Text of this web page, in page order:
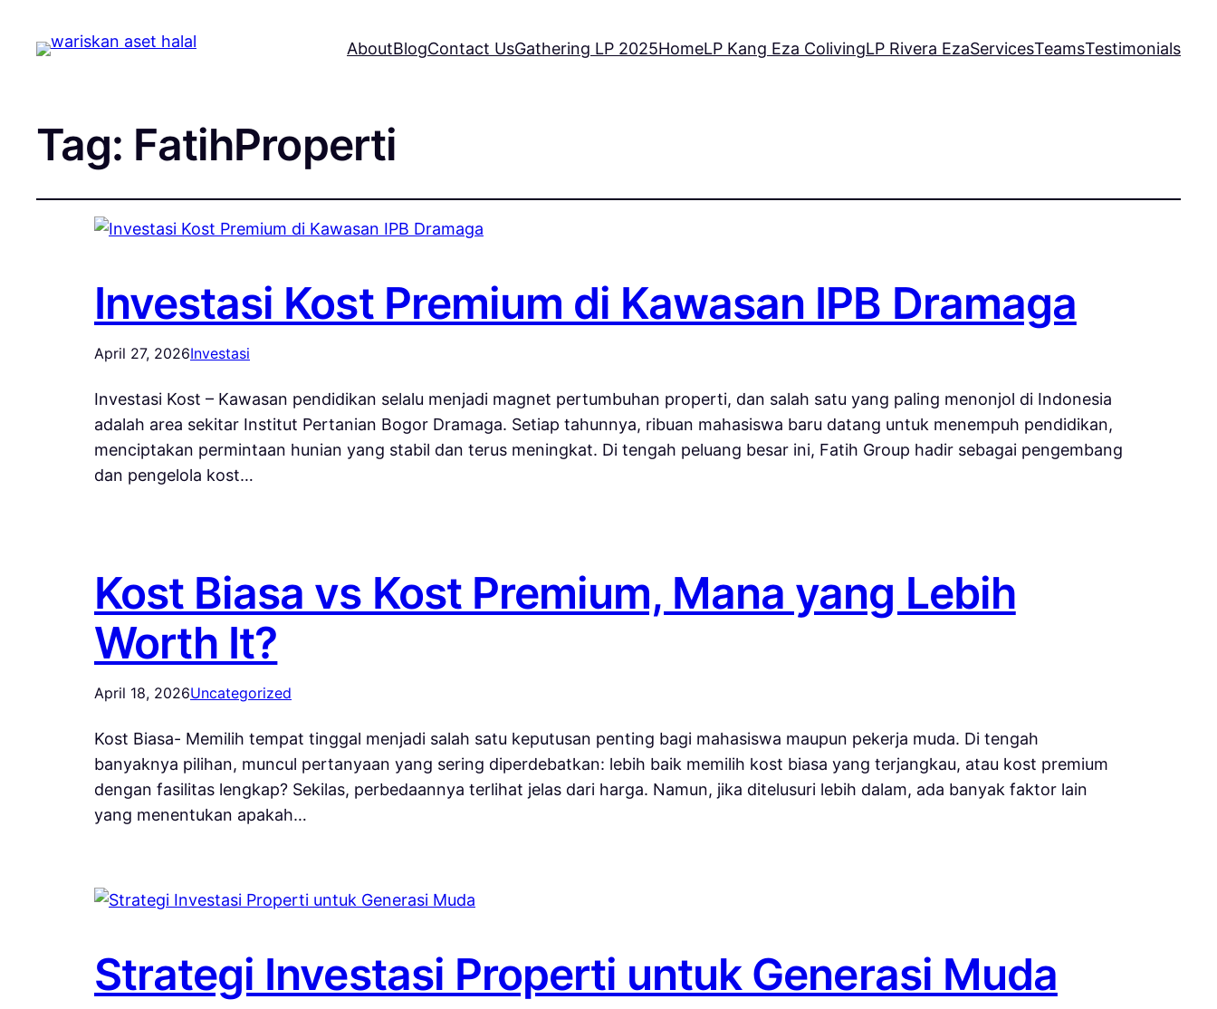
AboutBlogContact UsGathering LP 2025HomeLP Kang Eza ColivingLP Rivera EzaServicesTeamsTestimonials
Tag: FatihProperti
Investasi Kost Premium di Kawasan IPB Dramaga
April 27, 2026Investasi
Investasi Kost – Kawasan pendidikan selalu menjadi magnet pertumbuhan properti, dan salah satu yang paling menonjol di Indonesia
adalah area sekitar Institut Pertanian Bogor Dramaga. Setiap tahunnya, ribuan mahasiswa baru datang untuk menempuh pendidikan,
menciptakan permintaan hunian yang stabil dan terus meningkat. Di tengah peluang besar ini, Fatih Group hadir sebagai pengembang
dan pengelola kost…
Kost Biasa vs Kost Premium, Mana yang Lebih
Worth It?
April 18, 2026Uncategorized
Kost Biasa- Memilih tempat tinggal menjadi salah satu keputusan penting bagi mahasiswa maupun pekerja muda. Di tengah
banyaknya pilihan, muncul pertanyaan yang sering diperdebatkan: lebih baik memilih kost biasa yang terjangkau, atau kost premium
dengan fasilitas lengkap? Sekilas, perbedaannya terlihat jelas dari harga. Namun, jika ditelusuri lebih dalam, ada banyak faktor lain
yang menentukan apakah…
Strategi Investasi Properti untuk Generasi Muda